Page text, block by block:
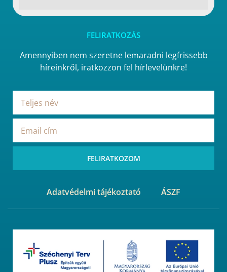
FELIRATKOZÁS
Amennyiben nem szeretne lemaradni legfrissebb
híreinkről, iratkozzon fel hírlevelünkre!
FELIRATKOZOM
Adatvédelmi tájékoztató ÁSZF